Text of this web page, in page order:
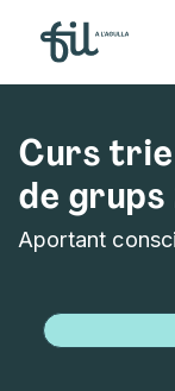
Curs
de
Aportant